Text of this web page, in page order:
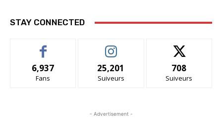
STAY CONNECTED
6,937
Fans
25,201
Suiveurs
708
Suiveurs
- Advertisement -